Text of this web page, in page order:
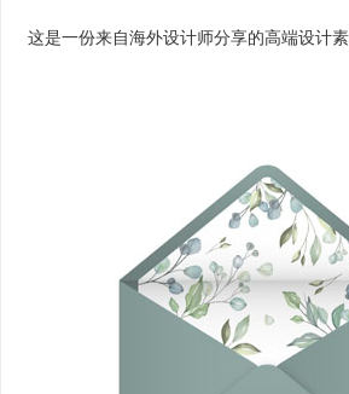
这是一份来自海外设计师分享的高端设计